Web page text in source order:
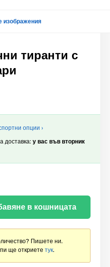
изображения
тиранти с
опции ›
доставка: у вас във вторник
в кошницата
Пишете ни.
ще откриете тук.